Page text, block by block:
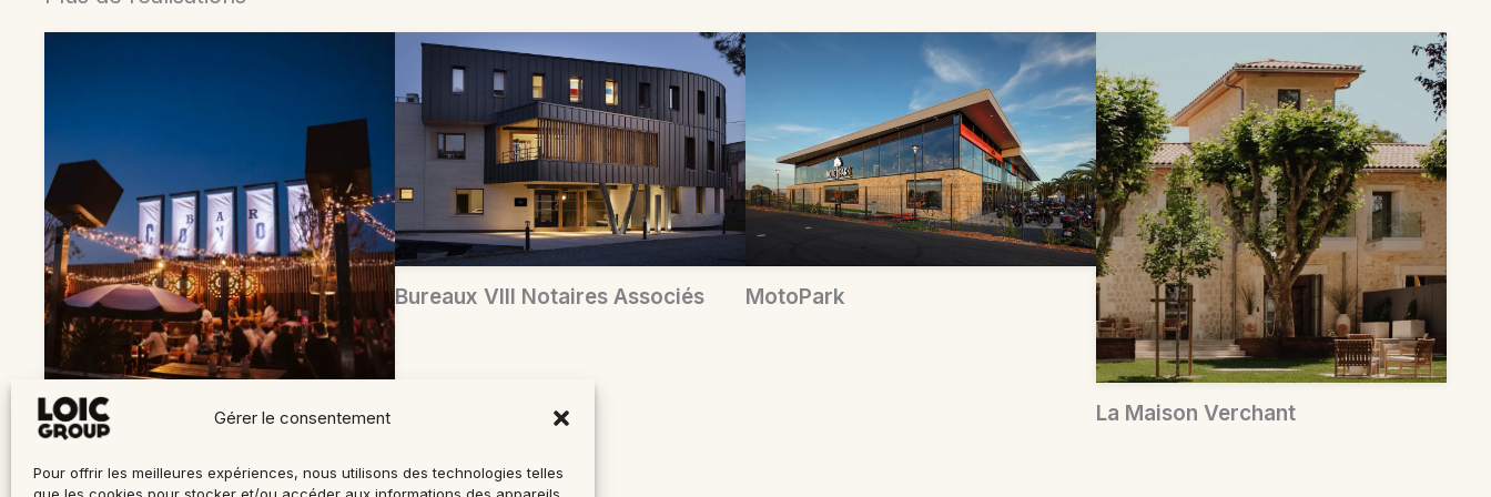
Gérer le consentement
Pour offrir les meilleures expériences, nous utilisons des technologies telles
Bureaux VIII Notaires Associés MotoPark
La Maison Verchant